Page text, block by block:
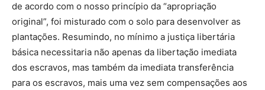
de acordo com o nosso princípio da “apropriação
original”, foi misturado com o solo para desenvolver as
plantações. Resumindo, no mínimo a justiça libertária
básica necessitaria não apenas da libertação imediata
dos escravos, mas também da imediata transferência
para os escravos, mais uma vez sem compensações aos